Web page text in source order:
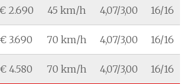
€ 2.690 45 km/h 4,07/3,00 16/16
€ 3.690 70 km/h 4,07/3,00 16/16
€ 4.580 70 km/h 4,07/3,00 16/16